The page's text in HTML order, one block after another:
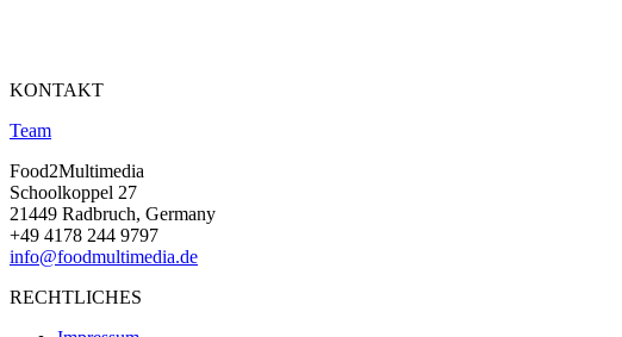
KONTAKT
Team
Food2Multimedia
Schoolkoppel 27
21449 Radbruch, Germany
+49 4178 244 9797
info@foodmultimedia.de
RECHTLICHES